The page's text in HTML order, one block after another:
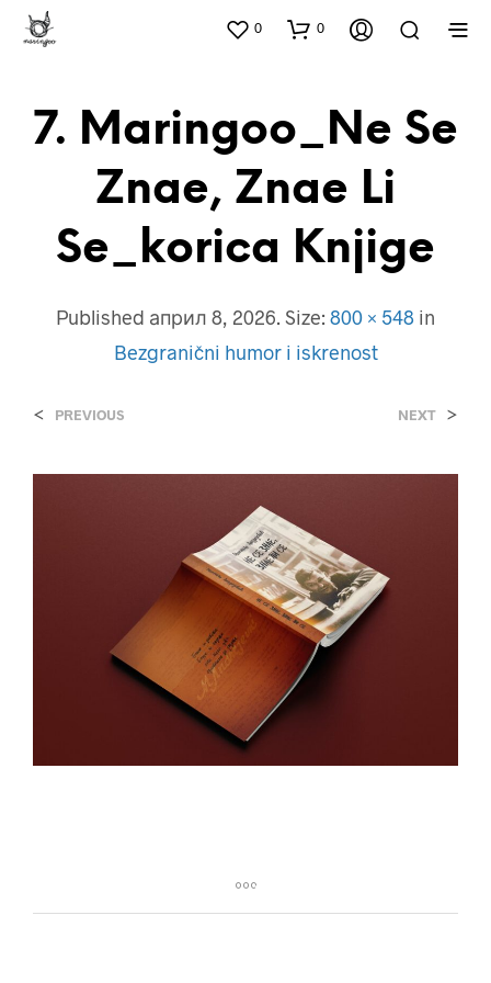
0 0
7. Maringoo_Ne Se
Znae, Znae Li
Se_korica Knjige
Published април 8, 2026. Size: 800 × 548 in
Bezgranični humor i iskrenost
< PREVIOUS NEXT >